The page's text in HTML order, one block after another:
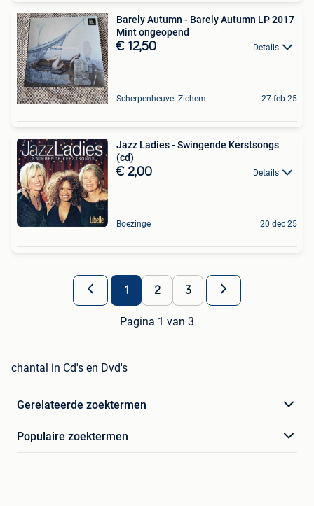
Barely Autumn - Barely Autumn LP 2017
Mint ongeopend
€ 12,50 Details
Scherpenheuvel-Zichem 27 feb 25
Jazz Ladies - Swingende Kerstsongs
(cd)
€ 2,00 Details
Boezinge 20 dec 25
1 2 3
Pagina 1 van 3
chantal in Cd's en Dvd's
Gerelateerde zoektermen
Populaire zoektermen